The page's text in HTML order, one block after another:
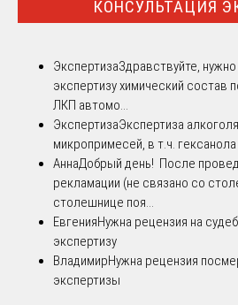
КОНСУЛЬТАЦИЯ
ЭкспертизаЗдравствуйте,
экспертизу химический состав
ЛКП автомо...
ЭкспертизаЭкспертиза
микропримесей, в т.ч. гексанола
АннаДобрый день! После
рекламации (не связано со
столешнице поя...
ЕвгенияНужна рецензия на
экспертизу
ВладимирНужна рецензия
экспертизы